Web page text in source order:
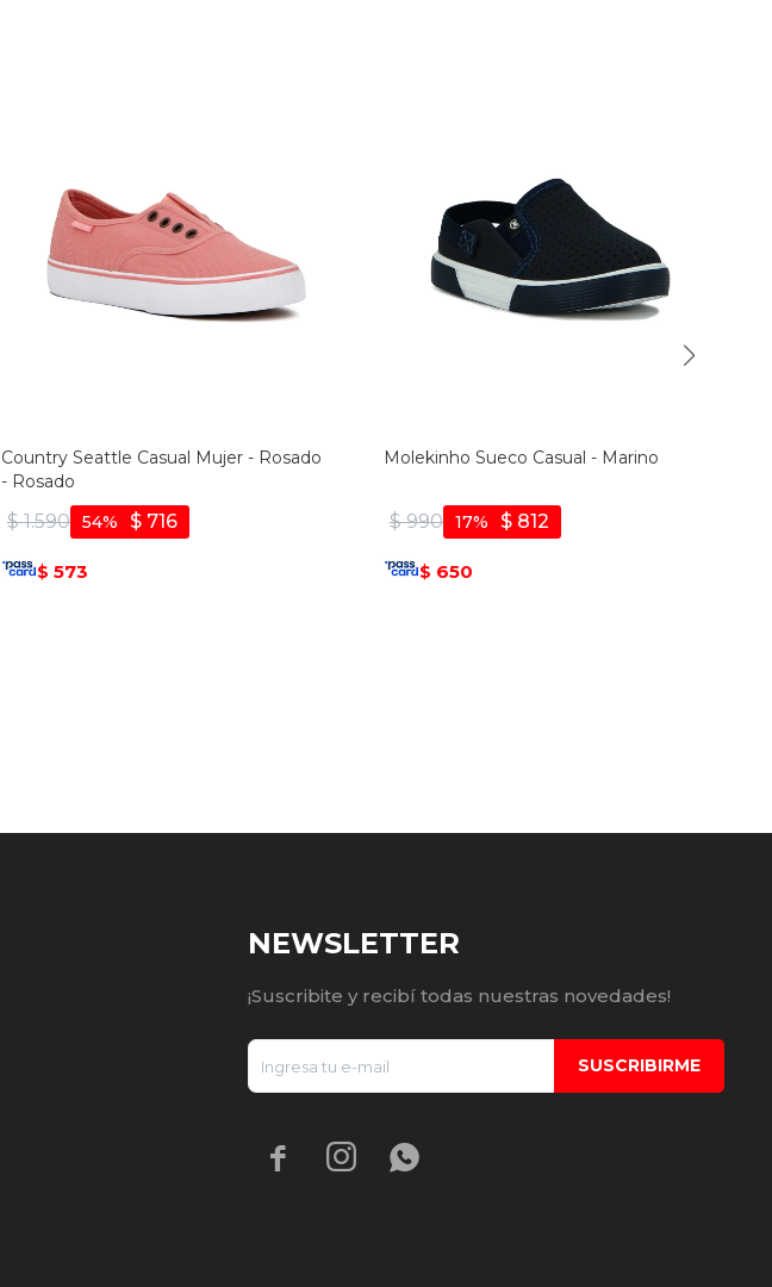
Country Seattle Casual Mujer - Rosado
- Rosado
$ 1.590 $ 716
54
$ 573
Molekinho Sueco Casual - Marino
$ 990 $ 812
17
$ 650
NEWSLETTER
¡Suscribite y recibí todas nuestras novedades!
SUSCRIBIRME
  